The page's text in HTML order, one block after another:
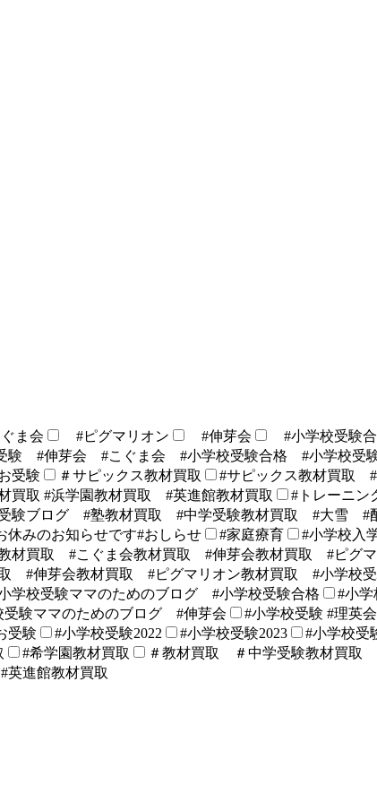
ま会 #ピグマリオン #伸芽会 #小学校受験
験 #伸芽会 #こぐま会 #小学校受験合格 #小学校受
受験
＃サピックス教材買取
#サピックス教材買取
買取 #浜学園教材買取 #英進館教材買取
#トレーニン
験ブログ #塾教材買取 #中学受験教材買取 #大雪 #
休みのお知らせです#おしらせ #家庭療育 #小学校入
材買取 #こぐま会教材買取 #伸芽会教材買取 #ピグマ
#伸芽会教材買取 #ピグマリオン教材買取 #小学校受
校受験ママのためのブログ #小学校受験合格
#小
験ママのためのブログ #伸芽会
#小学校受験 #理英
受験 #小学校受験2022 #小学校受験2023 #小学校受
#希学園教材買取 ＃教材買取 ＃中学受験教材買取
#英進館教材買取